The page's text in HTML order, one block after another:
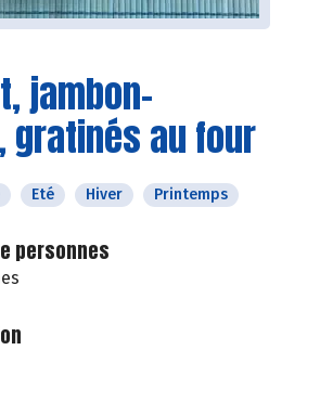
jambon-
gratinés au four
Eté Hiver Printemps
personnes